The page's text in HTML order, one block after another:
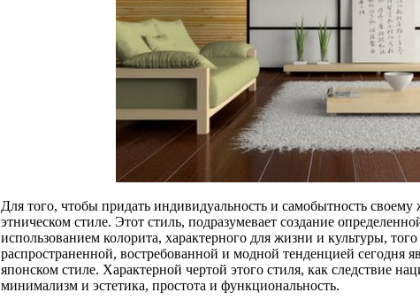
Для того, чтобы придать индивидуальность и самобытность
этническом стиле. Этот стиль, подразумевает создание
использованием колорита, характерного для жизни и культуры,
распространенной, востребованной и модной тенденцией сегодня
японском стиле. Характерной чертой этого стиля, как следствие
минимализм и эстетика, простота и функциональность.